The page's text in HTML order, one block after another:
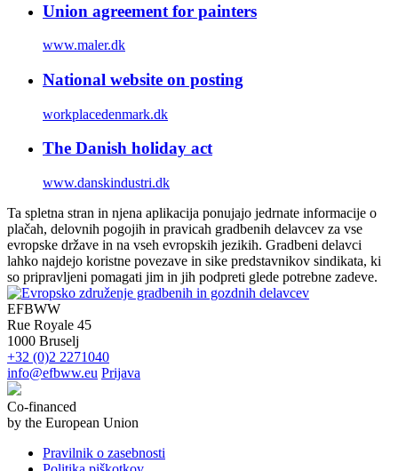
Union agreement for painters
www.maler.dk
National website on posting
workplacedenmark.dk
The Danish holiday act
www.danskindustri.dk
Ta spletna stran in njena aplikacija ponujajo jedrnate informacije o
plačah, delovnih pogojih in pravicah gradbenih delavcev za vse
evropske države in na vseh evropskih jezikih. Gradbeni delavci
lahko najdejo koristne povezave in sike predstavnikov sindikata, ki
so pripravljeni pomagati jim in jih podpreti glede potrebne zadeve.
EFBWW
Rue Royale 45
1000 Bruselj
+32 (0)2 2271040
info@efbww.eu Prijava
Co-financed
by the European Union
Pravilnik o zasebnosti